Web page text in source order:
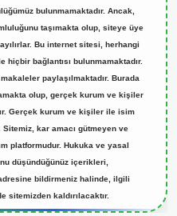
bulunmamaktadır. Ancak,
taşımakta olup, siteye üye
Bu internet sitesi, herhangi
bağlantısı bulunmamaktadır.
makaleler paylaşılmaktadır. Burada
olup, gerçek kurum ve kişiler
Gerçek kurum ve kişiler ile isim
kar amacı gütmeyen ve
platformudur. Hukuka ve yasal
düşündüğünüz içerikleri,
bildirmeniz halinde, ilgili
kaldırılacaktır.